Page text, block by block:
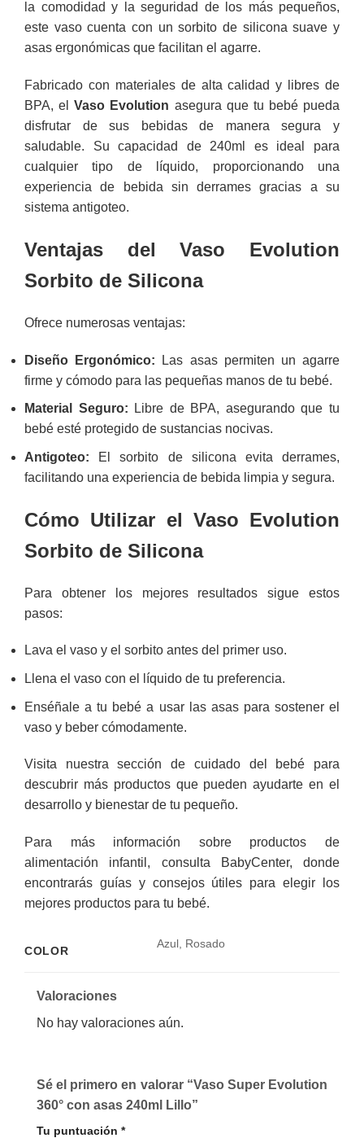
la comodidad y la seguridad de los más pequeños,
este vaso cuenta con un sorbito de silicona suave y
asas ergonómicas que facilitan el agarre.
Fabricado con materiales de alta calidad y libres de
BPA, elVaso Evolution asegura que tu bebé pueda
disfrutar de sus bebidas de manera segura y
saludable. Su capacidad de 240ml es ideal para
cualquier tipo de líquido, proporcionando una
experiencia de bebida sin derrames gracias a su
sistema antigoteo.
Ventajas del Vaso Evolution
Sorbito de Silicona
Ofrece numerosas ventajas:
Diseño Ergonómico: Las asas permiten un agarre
firme y cómodo para las pequeñas manos de tu bebé.
Material Seguro: Libre de BPA, asegurando que tu
bebé esté protegido de sustancias nocivas.
Antigoteo: El sorbito de silicona evita derrames,
facilitando una experiencia de bebida limpia y segura.
Cómo Utilizar el Vaso Evolution
Sorbito de Silicona
Para obtener los mejores resultados sigue estos
pasos:
Lava el vaso y el sorbito antes del primer uso.
Llena el vaso con el líquido de tu preferencia.
Enséñale a tu bebé a usar las asas para sostener el
vaso y beber cómodamente.
Visita nuestrasección de cuidado del bebé para
descubrir más productos que pueden ayudarte en el
desarrollo y bienestar de tu pequeño.
Para más información sobre productos de
alimentación infantil, consulta
BabyCenter, donde
encontrarás guías y consejos útiles para elegir los
mejores productos para tu bebé.
COLOR
Azul, Rosado
Valoraciones
No hay valoraciones aún.
Sé el primero en valorar “Vaso Super Evolution
360° con asas 240ml Lillo”
Tu puntuación *